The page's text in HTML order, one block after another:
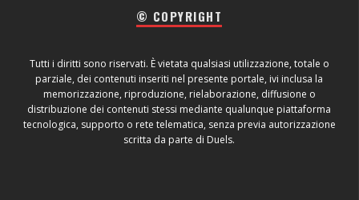
© COPYRIGHT
Tutti i diritti sono riservati. È vietata qualsiasi utilizzazione, totale o
parziale, dei contenuti inseriti nel presente portale, ivi inclusa la
memorizzazione, riproduzione, rielaborazione, diffusione o
distribuzione dei contenuti stessi mediante qualunque piattaforma
tecnologica, supporto o rete telematica, senza previa autorizzazione
scritta da parte di Duels.